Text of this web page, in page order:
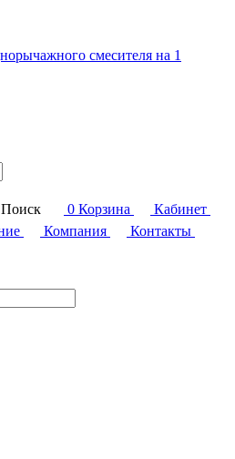
смесителя на 1
Поиск 0 Корзина
Кабинет
Компания
Контакты